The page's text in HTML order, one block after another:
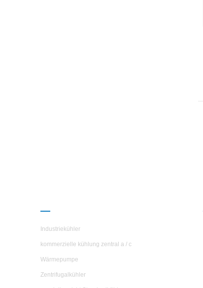
Industriekühler
kommerzielle kühlung zentral a / c
Wärmepumpe
Zentrifugalkühler